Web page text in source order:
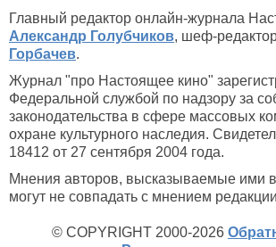
Главный редактор онлайн-журнала
Александр Голубчиков, шеф-
Горбачев.
Журнал "про Настоящее кино"
Федеральной службой по надзору за
законодательства в сфере массовых
охране культурного наследия.
18412 от 27 сентября 2004 года.
Мнения авторов, высказываемые ими
могут не совпадать с мнением
© COPYRIGHT 2000-2026